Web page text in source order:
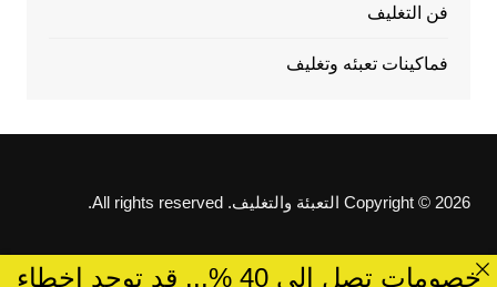
فن التغليف
فماكينات تعبئه وتغليف
Copyright © 2026 التعبئة والتغليف. All rights reserved.
خصومات تصل الى 40 %... قد توجد اخطاء